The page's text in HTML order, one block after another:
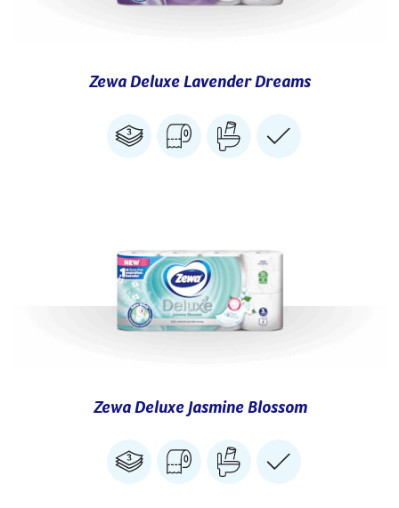
Zewa Deluxe Lavender Dreams
Zewa Deluxe Jasmine Blossom